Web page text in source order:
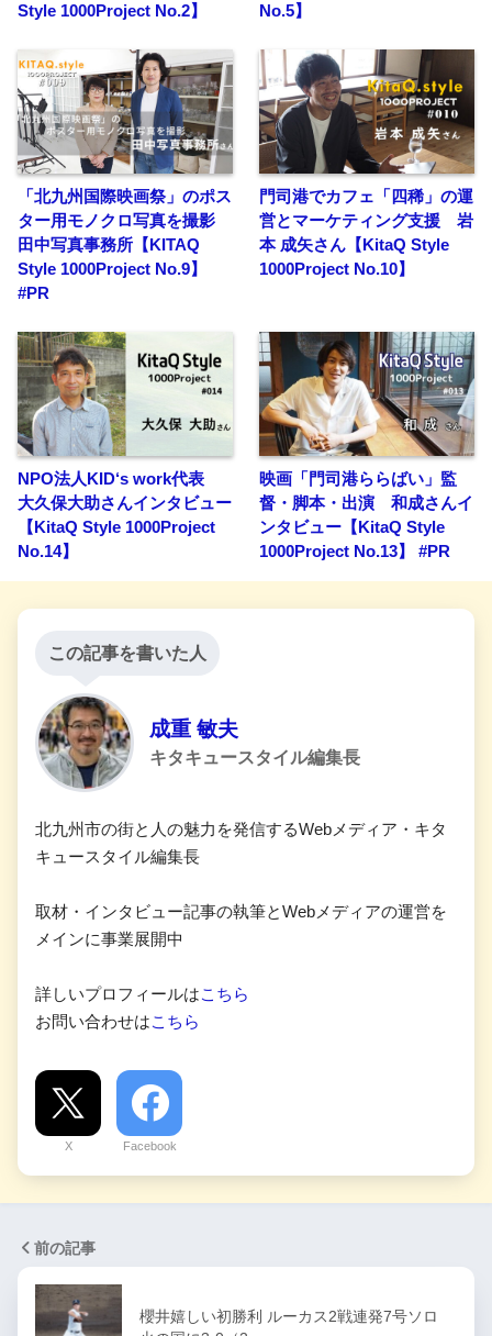
Style 1000Project No.2】
No.5】
「北九州国際映画祭」のポス
ター用モノクロ写真を撮影
田中写真事務所【KITAQ
Style 1000Project No.9】
#PR
門司港でカフェ「四稀」の運
営とマーケティング支援 岩
本 成矢さん【KitaQ Style
1000Project No.10】
NPO法人KID‘s work代表
大久保大助さんインタビュー
【KitaQ Style 1000Project
No.14】
映画「門司港ららばい」監
督・脚本・出演 和成さんイ
ンタビュー【KitaQ Style
1000Project No.13】 #PR
この記事を書いた人
成重 敏夫
キタキュースタイル編集長
北九州市の街と人の魅力を発信するWebメディア・キタ
キュースタイル編集長
取材・インタビュー記事の執筆とWebメディアの運営を
メインに事業展開中
詳しいプロフィールはこちら
お問い合わせはこちら
X Facebook
前の記事
櫻井嬉しい初勝利 ルーカス2戦連発7号ソロ